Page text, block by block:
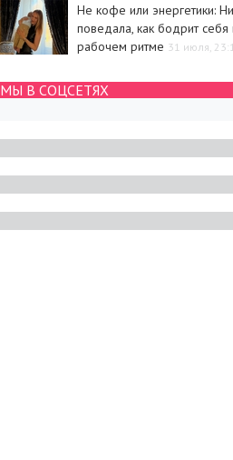
Не кофе или энергетики:
поведала, как бодрит себя
рабочем ритме 31 июля,
МЫ В СОЦСЕТЯХ